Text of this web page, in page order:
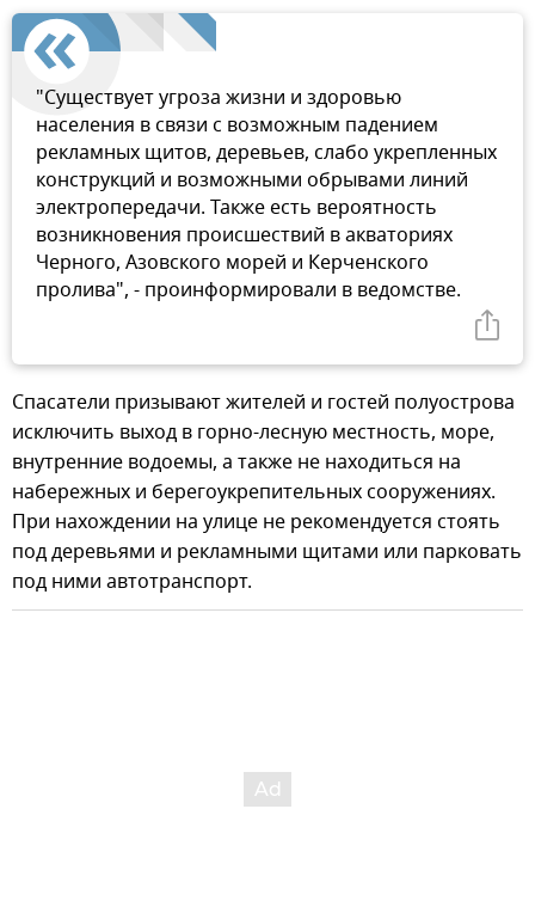
"Существует угроза жизни и здоровью
населения в связи с возможным падением
рекламных щитов, деревьев, слабо укрепленных
конструкций и возможными обрывами линий
электропередачи. Также есть вероятность
возникновения происшествий в акваториях
Черного, Азовского морей и Керченского
пролива", - проинформировали в ведомстве.
Спасатели призывают жителей и гостей полуострова
исключить выход в горно-лесную местность, море,
внутренние водоемы, а также не находиться на
набережных и берегоукрепительных сооружениях.
При нахождении на улице не рекомендуется стоять
под деревьями и рекламными щитами или парковать
под ними автотранспорт.